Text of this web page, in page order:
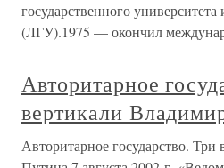
государственного
(ЛГУ).1975 — окончил
Авторитарное
вертикали
Авторитарное государство.